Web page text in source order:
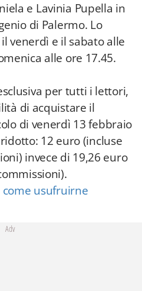
e Lavinia Pupella in
di Palermo. Lo
venerdì e il sabato alle
alle ore 17.45.
per tutti i lettori,
di acquistare il
di venerdì 13 febbraio
12 euro (incluse
invece di 19,26 euro
come usufruirne
Adv